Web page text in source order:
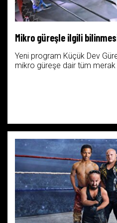
Mikro güreşle ilgili
Yeni program Küçük Dev
mikro güreşe dair tüm